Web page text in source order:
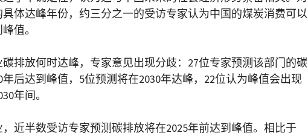
体达峰年份，约三分之一的受访专家认为中国的煤炭消费可以
值。
排放何时达峰，专家意见出现分歧：27位专家预测该部门的碳
年后达到峰值，5位预测将在2030年达峰，22位认为峰值会出现
年间。
近半数受访专家预测碳排放将在2025年前达到峰值。相比于